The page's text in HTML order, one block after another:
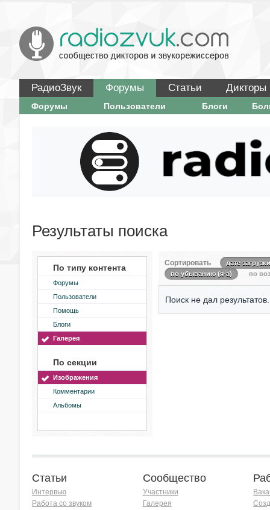
РадиоЗвук Форумы Статьи Дикторы
Форумы Пользователи Блоги
Результаты поиска
По типу контента
Форумы
Пользователи
Помощь
Блоги
Галерея
По секции
Изображения
Комментарии
Альбомы
Сортировать
дате загрузки
по убыванию (я-а)
по
Поиск не дал результатов.
Статьи
Интервью
Работа со звуком
Сообщество
Участники
Галерея